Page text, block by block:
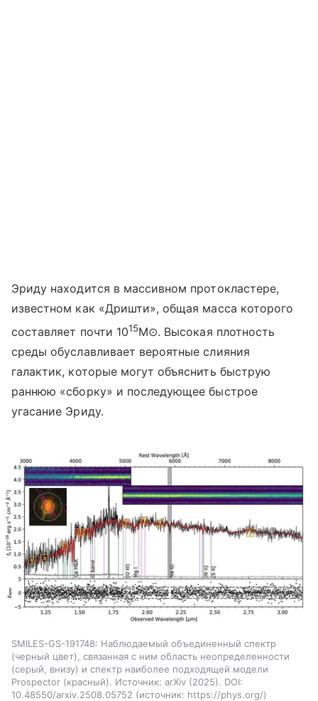
Эриду находится в массивном протокластере,
известном как «Дришти», общая масса которого
составляет почти 1015M⊙. Высокая плотность
среды обуславливает вероятные слияния
галактик, которые могут объяснить быструю
раннюю «сборку» и последующее быстрое
угасание Эриду.
SMILES-GS-191748: Наблюдаемый объединенный спектр
(черный цвет), связанная с ним область неопределенности
(серый, внизу) и спектр наиболее подходящей модели
Prospector (красный). Источник: arXiv (2025). DOI:
10.48550/arxiv.2508.05752
источник: https://phys.org/